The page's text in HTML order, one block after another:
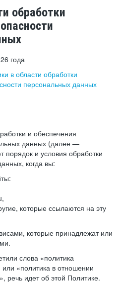
обработки
года
в области обработки
персональных данных
и обеспечения
данных (далее —
порядок и условия обработки
когда вы:
которые ссылаются на эту
которые принадлежат или
слова «политика
«политика в отношении
речь идет об этой Политике.